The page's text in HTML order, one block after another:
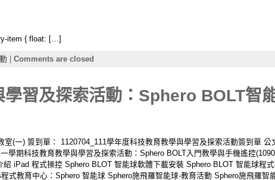
item { float: […]
Comments are closed
習及探索活動：Sphero BOLT智
(一) 簽到單： 1120704_111學年度科技教育教學與學習及探索活動簽到單 公
學期科技教育教學與學習及探索活動：Sphero BOLT入門教學與手機遙控
iPad 程式操控 Sphero BLOT 智能球軟體下載安裝 Sphero BLOT 智能球程
式教育中心：Sphero 智能球 Sphero施飛羅智能球-教育活動 Sphero施飛羅智